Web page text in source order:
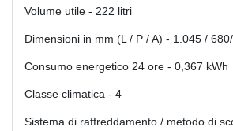
Volume utile - 222 litri
Dimensioni in mm (L / P / A) - 1.045 /
Consumo energetico 24 ore - 0,367 kWh
Classe climatica - 4
Sistema di raffreddamento / metodo di